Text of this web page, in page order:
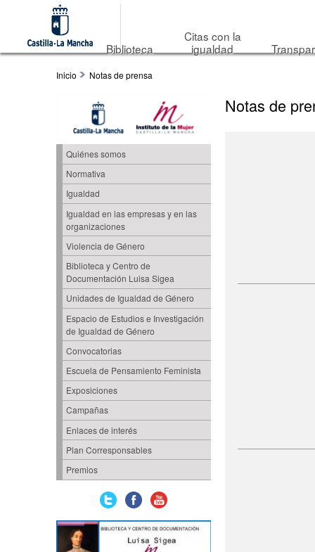
Biblioteca
Citas con la
igualdad
Inicio Notas de prensa
Quiénes somos
Normativa
Igualdad
Igualdad en las empresas y en las
organizaciones
Violencia de Género
Biblioteca y Centro de
Documentación Luisa Sigea
Unidades de Igualdad de Género
Espacio de Estudios e Investigación
de Igualdad de Género
Convocatorias
Escuela de Pensamiento Feminista
Exposiciones
Campañas
Enlaces de interés
Plan Corresponsables
Premios
Notas de